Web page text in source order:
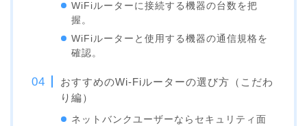
WiFiルーターに接続する機器の台数を把
握。
WiFiルーターと使用する機器の通信規格を
確認。
おすすめのWi-Fiルーターの選び方（こだわ
り編）
ネットバンクユーザーならセキュリティ面